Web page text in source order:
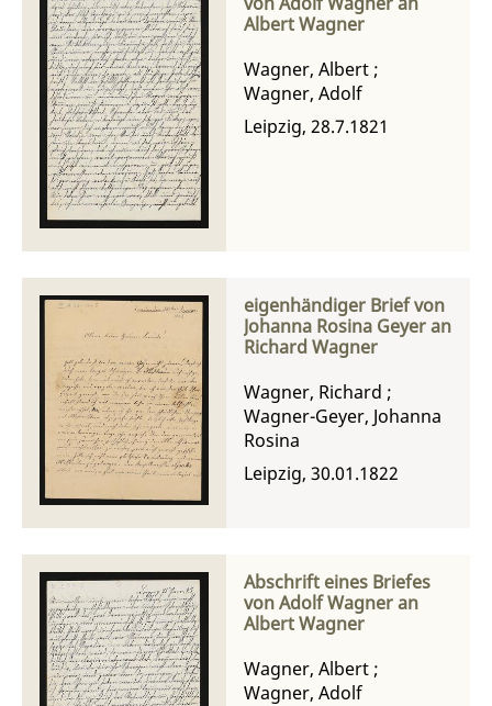
Albert Wagner
Wagner, Albert ;
Wagner, Adolf
Leipzig, 28.7.1821
eigenhändiger Brief von
Johanna Rosina Geyer an
Richard Wagner
Wagner, Richard ;
Wagner-Geyer, Johanna
Rosina
Leipzig, 30.01.1822
Abschrift eines Briefes
von Adolf Wagner an
Albert Wagner
Wagner, Albert ;
Wagner, Adolf